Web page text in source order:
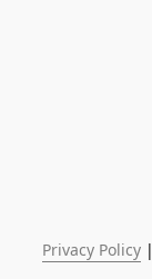
Privacy Policy |